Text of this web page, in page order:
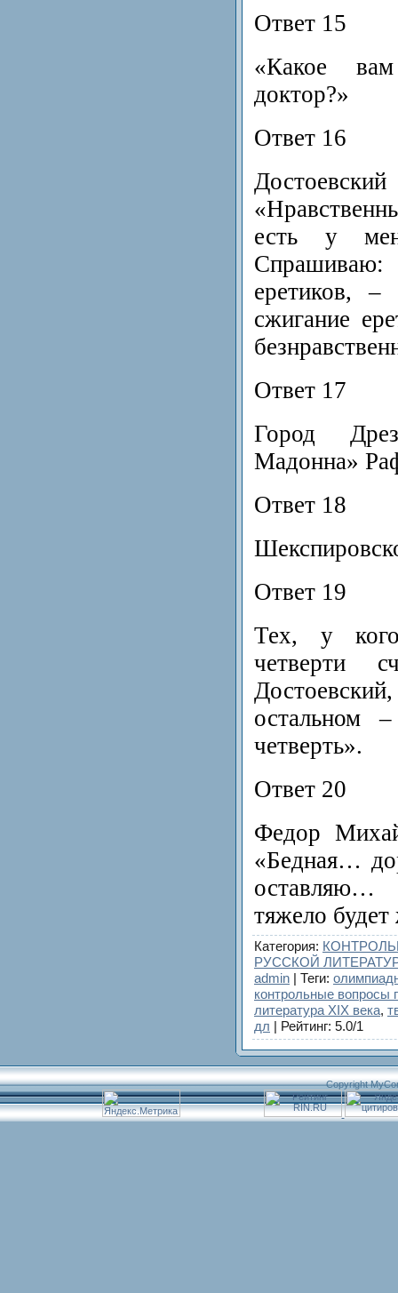
Ответ 15
«Какое
доктор?»
Ответ 16
есть у
еретиков,
сжигание
Ответ 17
Город
Мадонна»
Ответ 18
Ответ 19
Тех, у
четверти
остальном
четверть».
Ответ 20
Федор
«Бедная…
тяжело
Категория:
РУССКОЙ
admin | Теги:
контрольные вопросы
литература ХIХ века,
дл | Рейтинг: 5.0/1
Copyright